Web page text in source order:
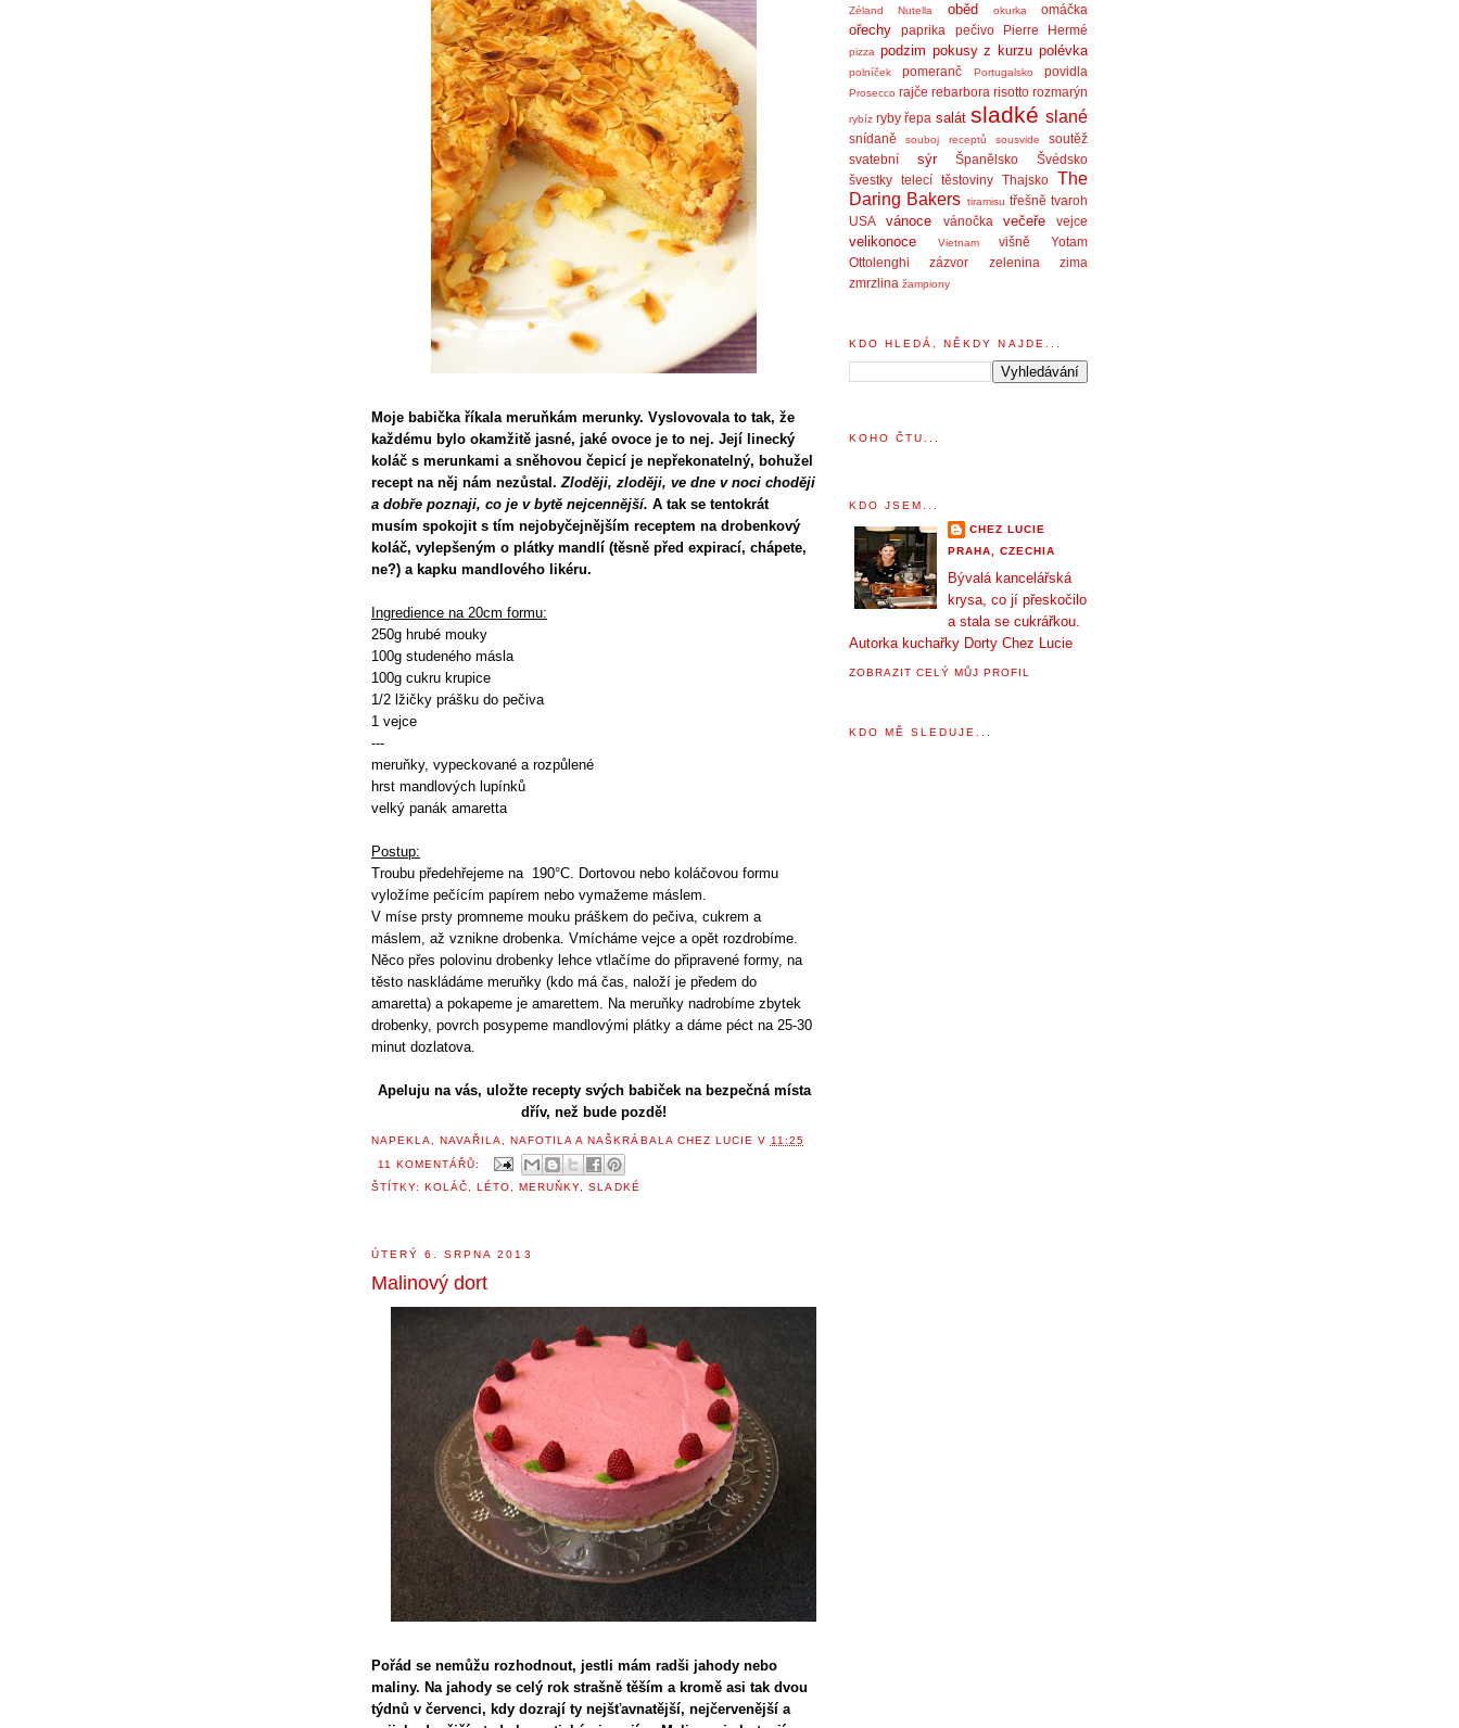
Moje babička říkala meruňkám merunky. Vyslovovala to tak, že
každému bylo okamžitě jasné, jaké ovoce je to nej. Její linecký
koláč s merunkami a sněhovou čepicí je nepřekonatelný, bohužel
recept na něj nám nezůstal. Zloději, zloději, ve dne v noci choději
a dobře poznaji, co je v bytě nejcennější. A tak se tentokrát
musím spokojit s tím nejobyčejnějším receptem na drobenkový
koláč, vylepšeným o plátky mandlí (těsně před expirací, chápete,
ne?) a kapku mandlového likéru.
Ingredience na 20cm formu:
250g hrubé mouky
100g studeného másla
100g cukru krupice
1/2 lžičky prášku do pečiva
1 vejce
---
meruňky, vypeckované a rozpůlené
hrst mandlových lupínků
velký panák amaretta
Postup:
Troubu předehřejeme na 190°C. Dortovou nebo koláčovou formu
vyložíme pečícím papírem nebo vymažeme máslem.
V míse prsty promneme mouku práškem do pečiva, cukrem a
máslem, až vznikne drobenka. Vmícháme vejce a opět rozdrobíme.
Něco přes polovinu drobenky lehce vtlačíme do připravené formy, na
těsto naskládáme meruňky (kdo má čas, naloží je předem do
amaretta) a pokapeme je amarettem. Na meruňky nadrobíme zbytek
drobenky, povrch posypeme mandlovými plátky a dáme péct na 25-30
minut dozlatova.
Apeluju na vás, uložte recepty svých babiček na bezpečná místa
dřív, než bude pozdě!
NAPEKLA, NAVAŘILA, NAFOTILA A NAŠKRÁBALA CHEZ LUCIE V 11:25
11 KOMENTÁŘŮ:
ŠTÍTKY: KOLÁČ, LÉTO, MERUŇKY,SLADKÉ
ÚTERÝ 6. SRPNA 2013
Malinový dort
Pořád se nemůžu rozhodnout, jestli mám radši jahody nebo
maliny. Na jahody se celý rok strašně těším a kromě asi tak dvou
týdnů v červenci, kdy dozrají ty nejšťavnatější, nejčervenější a
Zéland
Nutella oběd okurka omáčka
ořechy paprika pečivo Pierre Hermé
pizza podzim pokusy z kurzu polévka
polníček pomeranč Portugalsko povidla
Prosecco rajče rebarbora risotto rozmarýn
rybíz ryby řepa salát sladké slané
snídaně souboj receptů sousvide
soutěž
svatební
sýr Španělsko
Švédsko
švestky
telecí těstoviny Thajsko
The
Daring Bakers tiramisu třešně tvaroh
USA
vánoce vánočka večeře vejce
velikonoce Vietnam višně
Yotam
Ottolenghi
zázvor zelenina
zima
zmrzlina žampiony
KDO HLEDÁ, NĚKDY NAJDE...
KOHO ČTU...
KDO JSEM...
CHEZ LUCIE
PRAHA, CZECHIA
Bývalá kancelářská
krysa, co jí přeskočilo
a stala se cukrářkou.
Autorka kuchařky Dorty Chez Lucie
ZOBRAZIT CELÝ MŮJ PROFIL
KDO MĚ SLEDUJE...